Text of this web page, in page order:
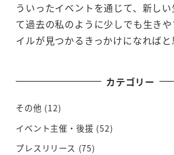
ういったイベントを通じて、新し
て過去の私のように少しでも生き
イルが見つかるきっかけになればと
カテゴリー
その他 (12)
イベント主催・後援 (52)
プレスリリース (75)